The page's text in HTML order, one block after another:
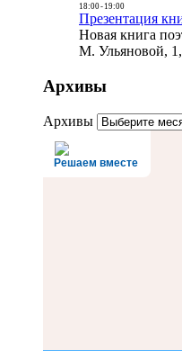
18:00- 19:00
Презентация
Новая книга
М. Ульяновой,
Архивы
Архивы
Решаем вместе